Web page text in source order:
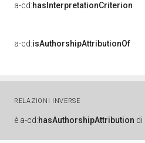
a-cd:hasInterpretationCriterion
a-cd:isAuthorshipAttributionOf
RELAZIONI INVERSE
è a-cd:hasAuthorshipAttribution di